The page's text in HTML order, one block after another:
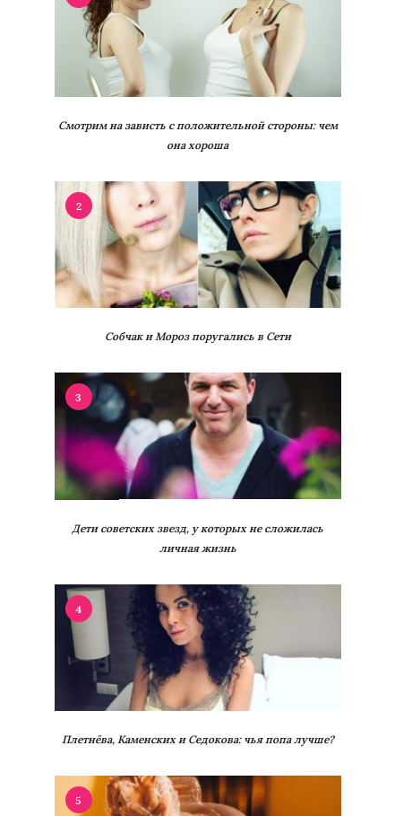
Смотрим на зависть с положительной стороны: чем
она хороша
2
Собчак и Мороз поругались в Сети
3
Дети советских звезд, у которых не сложилась
личная жизнь
4
Плетнёва, Каменских и Седокова: чья попа лучше?
5